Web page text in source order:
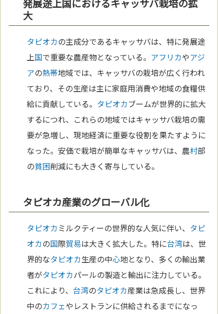
発展途上国におけるキャッサバ栽培の拡
大
タピオカの主成分であるキャッサバは、特に発展途
上国で重要な農産物となっている。 アフリカやアジ
アの熱帯地域では、キャッサバの栽培が広く行われ
ており、その生産は主に家庭用消費や地域の食糧供
給に貢献している。 タピオカブームが世界的に拡大
するにつれ、これらの地域ではキャッサバ栽培の需
要が急増し、現地経済に重要な役割を果たすように
なった。安価で栽培が簡単なキャッサバは、農村部
の貧困削減にも大きく寄与している。
タピオカ産業のグローバル化
タピオカミルクティーの世界的な人気に伴い、 タピ
オカの国際貿易は大きく拡大した。特に台湾は、世
界的なタピオカ生産の中心地となり、多くの輸出業
者がタピオカパールの製造と輸出に注力している。
これにより、台湾のタピオカ産業は急成長し、世界
中のカフェやレストランに供給されるまでになっ